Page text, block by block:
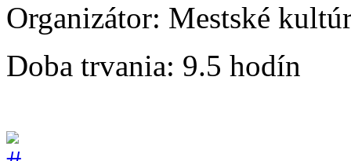
Organizátor: Mestské
Doba trvania: 9.5 hodín